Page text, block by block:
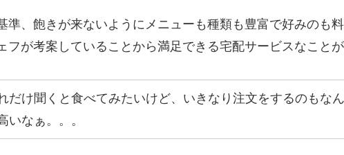
準、飽きが来ないようにメニューも種類も豊富で好みのも
フが考案していることから満足できる宅配サービスなことが
だけ聞くと食べてみたいけど、いきなり注文をするのもな
いなぁ。。。